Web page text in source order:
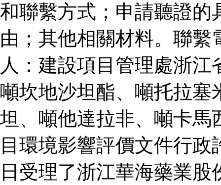
和聯繫方式；申請聽證的
由；其他相關材料。聯
人：建設項目管理處浙
噸坎地沙坦酯、噸托拉塞
坦、噸他達拉非、噸卡馬
目環境影響評價文件行
日受理了浙江華海藥業